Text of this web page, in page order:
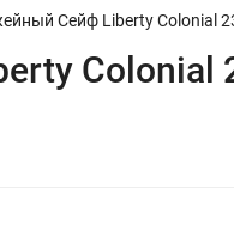
Сейф Liberty Colonial
Colonial